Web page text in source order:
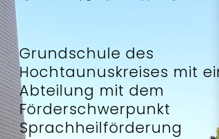
Grundschule des
Hochtaunuskreises mit
Abteilung mit dem
Förderschwerpunkt
Sprachheilförderung